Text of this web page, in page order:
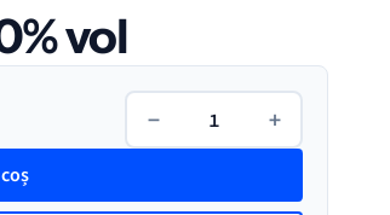
vol
−
Cantitate
Alcoolmetru
100%
+